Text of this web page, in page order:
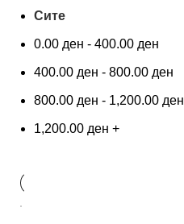
Сите
0.00 ден - 400.00 ден
400.00 ден - 800.00 ден
800.00 ден - 1,200.00 ден
1,200.00 ден +